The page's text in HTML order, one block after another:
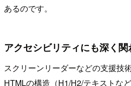
あるのです。
アクセシビリティにも深く関
スクリーンリーダーなどの支援技
HTMLの構造（H1/H2/テキストな